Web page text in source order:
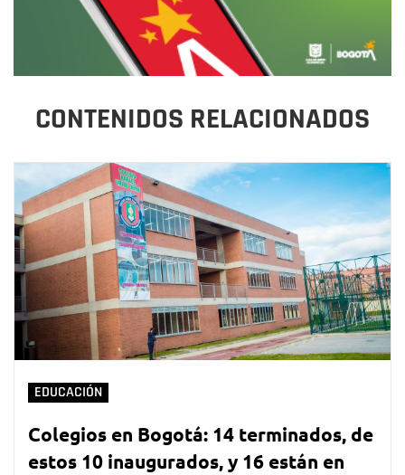
CONTENIDOS RELACIONADOS
EDUCACIÓN
Colegios en Bogotá: 14 terminados, de
estos 10 inaugurados, y 16 están en